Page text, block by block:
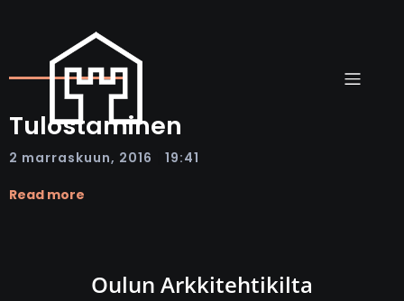
Tulostaminen
2 marraskuun, 2016 19:41
Read more
Oulun Arkkitehtikilta